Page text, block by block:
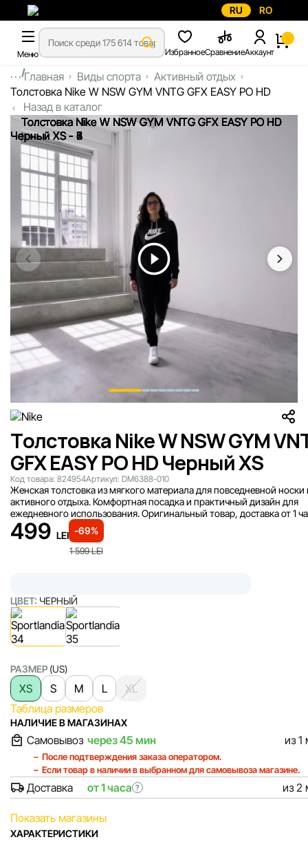
RU RO
Меню ИзбранноеСравнениеАккаунт
...Главная Виды спорта
Активный отдых
Толстовка Nike W NSW GYM VNTG GFX EASY PO HD
Назад в каталог
Толстовка Nike W NSW GYM
GFX EASY PO HD Черный XS
Код товара: 824954Артикул: DM6388-010
Женская толстовка из мягкого материала для повседневной носки
активного отдыха. Комфортная посадка и практичный дизайн для
ежедневного использования. Оригинальный товар, доставка от 1
-69%
1 599LEI
499 LEI
ЦВЕТ: ЧЕРНЫЙ
РАЗМЕР (US)
XS S M L
XL
Таблица размеров
НАЛИЧИЕ В МАГАЗИНАХ
Самовывоз через 45 мин из 1
После подтверждения заказа оператором.
Если товар в наличии в выбранном для самовывоза магазине.
Доставка от 1 часа ? из 2
Показать магазины
ХАРАКТЕРИСТИКИ